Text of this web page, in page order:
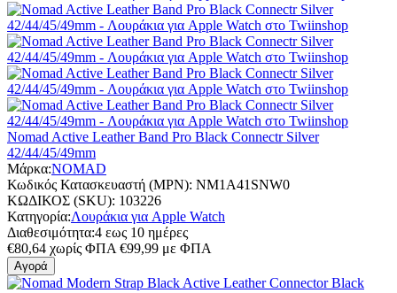
Nomad Active Leather Band Pro Black Connectr Silver
42/44/45/49mm
Μάρκα:NOMAD
Κωδικός Κατασκευαστή (MPN): NM1A41SNW0
ΚΩΔΙΚΟΣ (SKU): 103226
Κατηγορία:Λουράκια για Apple Watch
Διαθεσιμότητα:4 εως 10 ημέρες
€80,64 χωρίς ΦΠΑ €99,99 με ΦΠΑ
Αγορά